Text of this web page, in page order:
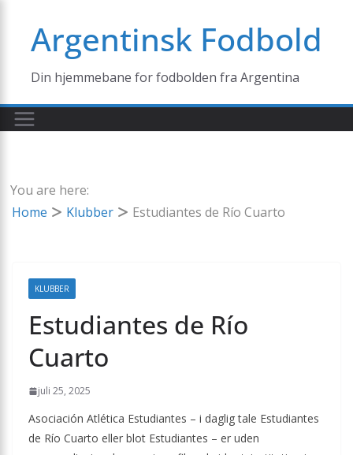
contentArgentinsk Fodbold
Din hjemmebane for fodbolden fra Argentina
You are here:
Home
Klubber Estudiantes de Río Cuarto
KLUBBER
Estudiantes de Río
Cuarto
juli 25, 2025
Asociación Atlética Estudiantes – i daglig tale Estudiantes
de Río Cuarto eller blot Estudiantes – er uden